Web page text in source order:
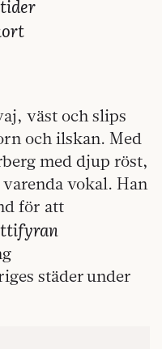
väst och slips
och ilskan. Med
med djup röst,
vokal. Han
för att
städer under